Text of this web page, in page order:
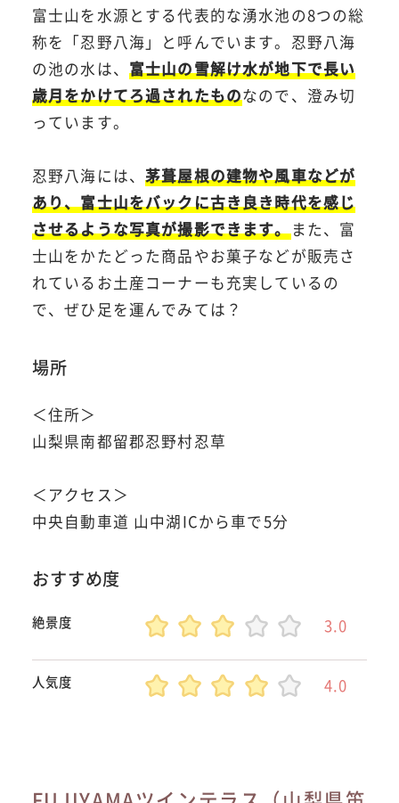
富士山を水源とする代表的な湧水池の8つの総
称を「忍野八海」と呼んでいます。忍野八海
の池の水は、 富士山の雪解け水が地下で長い
歳月をかけてろ過されたものなので、澄み切
っています。
忍野八海には、茅葺屋根の建物や風車などが
あり、富士山をバックに古き良き時代を感じ
させるような写真が撮影できます。また、富
士山をかたどった商品やお菓子などが販売さ
れているお土産コーナーも充実しているの
で、ぜひ足を運んでみては？
場所
＜住所＞
山梨県南都留郡忍野村忍草
＜アクセス＞
中央自動車道 山中湖ICから車で5分
おすすめ度
絶景度 3.0
人気度 4.0